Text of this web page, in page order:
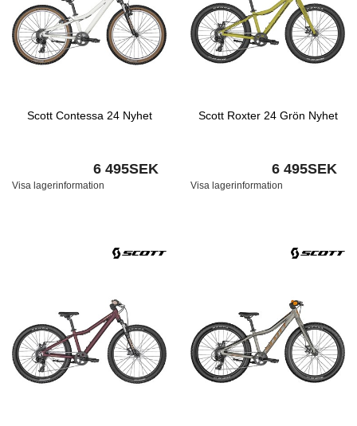
Scott Contessa 24 Nyhet
6 495SEK
Visa lagerinformation
Scott Roxter 24 Grön Nyhet
6 495SEK
Visa lagerinformation